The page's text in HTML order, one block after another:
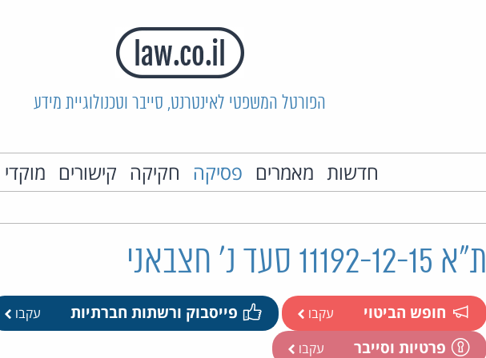
הפורטל המשפטי לאינטרנט, סייבר וטכנולוגיית מידע
חדשות מאמרים פסיקה חקיקה קישורים
ת"א 11192-12-15 סעד נ' חצבאני
חופש הביטוי עקבו פייסבוק ורשתות חברתיות עקבו
פרטיות וסייבר עקבו